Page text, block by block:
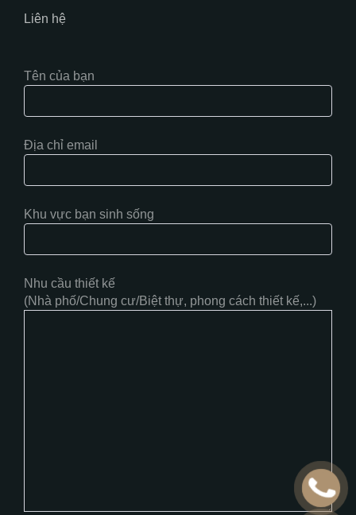
Liên hệ
Tên của bạn
Địa chỉ email
Khu vực bạn sinh sống
Nhu cầu thiết kế
(Nhà phố/Chung cư/Biệt thự, phong cách thiết kế,...)